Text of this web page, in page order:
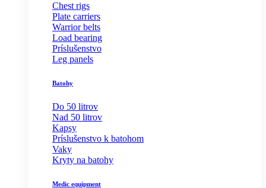
Chest rigs
Plate carriers
Warrior belts
Load bearing
Príslušenstvo
Leg panels
Batohy
Do 50 litrov
Nad 50 litrov
Kapsy
Príslušenstvo k batohom
Vaky
Kryty na batohy
Medic equipment